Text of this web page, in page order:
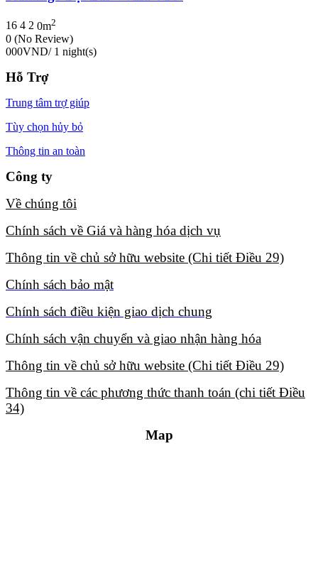
16 4 2 0m2
0 (No Review)
000VND/ 1 night(s)
Hỗ Trợ
Trung tâm trợ giúp
Tùy chọn hủy bỏ
Thông tin an toàn
Công ty
Về chúng tôi​
Chính sách về Giá và hàng hóa dịch vụ​
Thông tin về chủ sở hữu website (Chi tiết Điều 29)​
Chính sách bảo mật​
Chính sách điều kiện giao dịch chung​
Chính sách vận chuyển và giao nhận hàng hóa​
Thông tin về chủ sở hữu website (Chi tiết Điều 29)​
Thông tin về các phương thức thanh toán (chi tiết Điều
34)​
Map